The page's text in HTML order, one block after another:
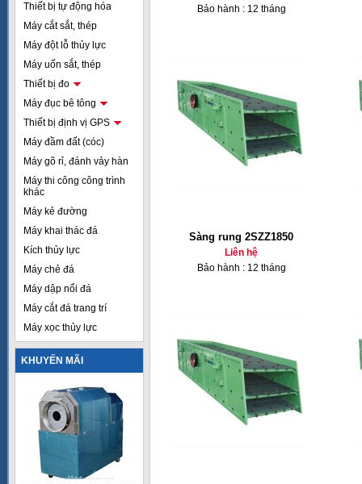
Thiết bị tự động hóa
Máy cắt sắt, thép
Máy đột lỗ thủy lực
Máy uốn sắt, thép
Thiết bị đo
Máy đục bê tông
Thiết bị định vị GPS
Máy đầm đất (cóc)
Máy gõ rỉ, đánh vảy hàn
Máy thi công công trình
khác
Máy kẻ đường
Máy khai thác đá
Kích thủy lực
Máy chẻ đá
Máy dập nổi đá
Máy cắt đá trang trí
Máy xọc thủy lực
KHUYẾN MÃI
Bảo hành : 12 tháng
Sàng rung 2SZZ1850
Liên hệ
Bảo hành : 12 tháng